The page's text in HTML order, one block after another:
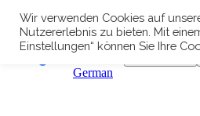
Wir verwenden Cookies auf
Nutzererlebnis zu bieten. Mit
Einstellungen“ können Sie Ihre